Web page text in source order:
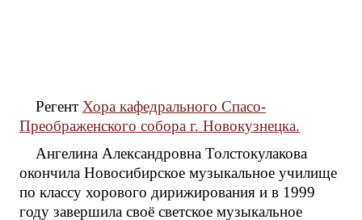
Регент Хора кафедрального Спасо-
Преображенского собора г. Новокузнецка.
Ангелина Александровна Толстокулакова
окончила Новосибирское музыкальное училище
по классу хорового дирижирования и в 1999
году завершила своё светское музыкальное